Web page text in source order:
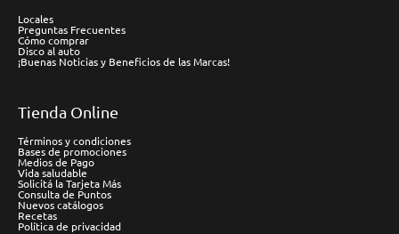
Locales
Preguntas Frecuentes
Cómo comprar
Disco al auto
¡Buenas Noticias y Beneficios de las Marcas!
Tienda Online
Términos y condiciones
Bases de promociones
Medios de Pago
Vida saludable
Solicitá la Tarjeta Más
Consulta de Puntos
Nuevos catálogos
Recetas
Política de privacidad